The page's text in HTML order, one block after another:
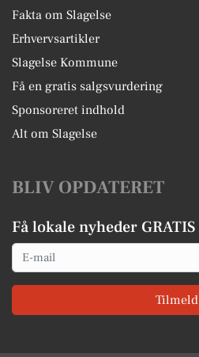
Fakta om Slagelse
Erhvervsartikler
Slagelse Kommune
Få en gratis salgsvurdering
Sponsoreret indhold
Alt om Slagelse
BLIV OPDATERET
Få lokale nyheder GRATIS
Email
Tilmeld